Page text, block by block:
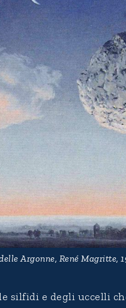
Argonne, René Magritte,
silfidi e degli uccelli